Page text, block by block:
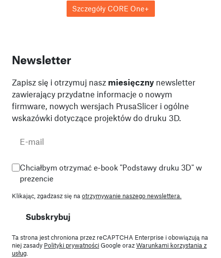
Szczegóły CORE One+
Newsletter
Zapisz się i otrzymuj nasz miesięczny newsletter
zawierający przydatne informacje o nowym
firmware, nowych wersjach PrusaSlicer i ogólne
wskazówki dotyczące projektów do druku 3D.
Chciałbym otrzymać e-book "Podstawy druku 3D" w
prezencie
Klikając, zgadzasz się na otrzymywanie naszego newslettera.
Subskrybuj
Ta strona jest chroniona przez reCAPTCHA Enterprise i obowiązują na
niej zasady Polityki prywatnościGoogle orazWarunkami korzystania z
usług